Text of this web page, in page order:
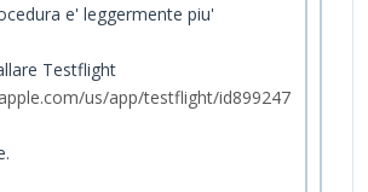
e' leggermente piu'
Testflight
us/app/testflight/id899247